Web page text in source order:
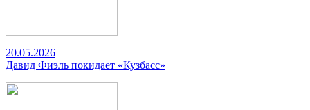
20.05.2026
Давид Фиэль покидает «Кузбасс»